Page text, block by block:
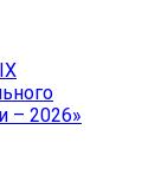
– 2026»